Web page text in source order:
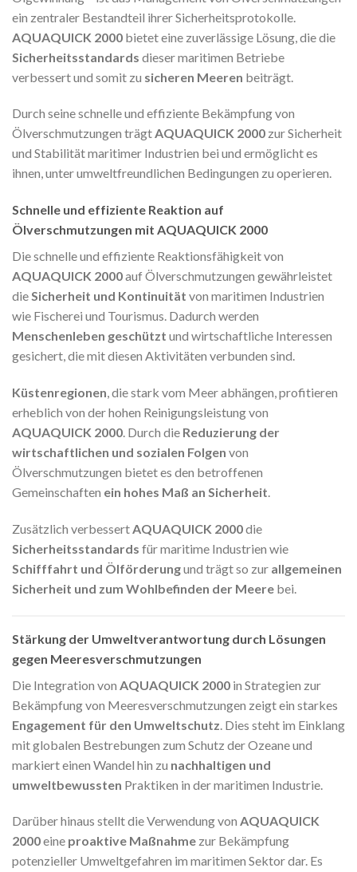
ein zentraler Bestandteil ihrer Sicherheitsprotokolle.
AQUAQUICK 2000 bietet eine zuverlässige Lösung, die die
Sicherheitsstandards dieser maritimen Betriebe
verbessert und somit zu sicheren Meeren beiträgt.
Durch seine schnelle und effiziente Bekämpfung von
Ölverschmutzungen trägtAQUAQUICK 2000 zur Sicherheit
und Stabilität maritimer Industrien bei und ermöglicht es
ihnen, unter umweltfreundlichen Bedingungen zu operieren.
Schnelle und effiziente Reaktion auf
Ölverschmutzungen mit AQUAQUICK 2000
Die schnelle und effiziente Reaktionsfähigkeit von
AQUAQUICK 2000auf Ölverschmutzungen gewährleistet
dieSicherheit und Kontinuität von maritimen Industrien
wie Fischerei und Tourismus. Dadurch werden
Menschenleben geschützt und wirtschaftliche Interessen
gesichert, die mit diesen Aktivitäten verbunden sind.
Küstenregionen, die stark vom Meer abhängen, profitieren
erheblich von der hohen Reinigungsleistung von
AQUAQUICK 2000. Durch die Reduzierung der
wirtschaftlichen und sozialen Folgen von
Ölverschmutzungen bietet es den betroffenen
Gemeinschaften ein hohes Maß an Sicherheit.
Zusätzlich verbessert AQUAQUICK 2000die
Sicherheitsstandards für maritime Industrien wie
Schifffahrt und Ölförderungund trägt so zur allgemeinen
Sicherheit und zum Wohlbefinden der Meere bei.
Stärkung der Umweltverantwortung durch Lösungen
gegen Meeresverschmutzungen
Die Integration von AQUAQUICK 2000 in Strategien zur
Bekämpfung von Meeresverschmutzungen zeigt ein starkes
Engagement für den Umweltschutz . Dies steht im Einklang
mit globalen Bestrebungen zum Schutz der Ozeane und
markiert einen Wandel hin zu nachhaltigen und
umweltbewussten Praktiken in der maritimen Industrie.
Darüber hinaus stellt die Verwendung von AQUAQUICK
2000eine proaktive Maßnahme zur Bekämpfung
potenzieller Umweltgefahren im maritimen Sektor dar. Es